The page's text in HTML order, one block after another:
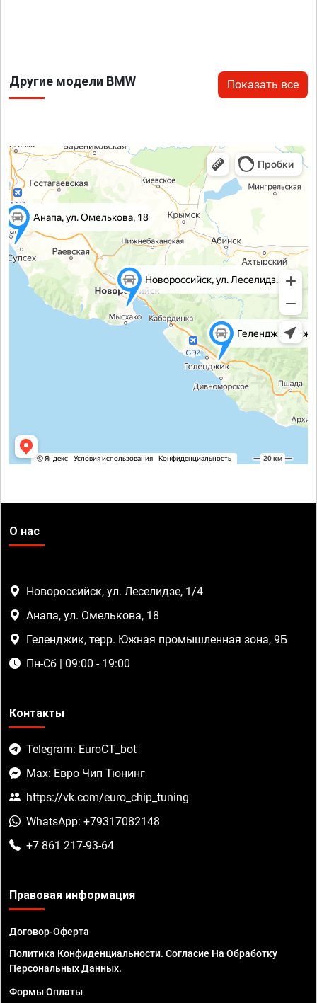
Другие модели BMW Показать все
О нас
Новороссийск, ул. Леселидзе, 1/4
Анапа, ул. Омелькова, 18
Геленджик, терр. Южная промышленная зона, 9Б
Пн-Сб | 09:00 - 19:00
Контакты
Telegram: EuroCT_bot
Max: Евро Чип Тюнинг
https://vk.com/euro_chip_tuning
WhatsApp: +79317082148
+7 861 217-93-64
Правовая информация
Договор-Оферта
Политика Конфиденциальности. Согласие На Обработку
Персональных Данных.
Формы Оплаты